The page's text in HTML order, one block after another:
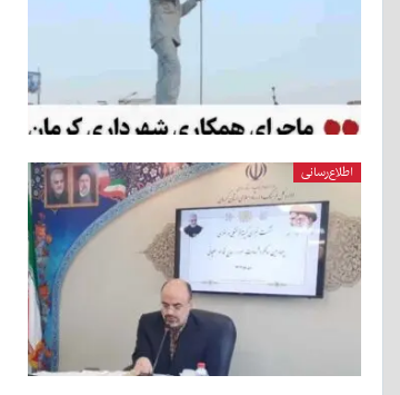
اطلاع‌رسانی